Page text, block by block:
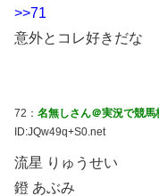
>>71
意外とコレ好きだな
72： 名無しさん＠実況で競馬
ID:JQw49q+S0.net
流星 りゅうせい
鐙 あぶみ